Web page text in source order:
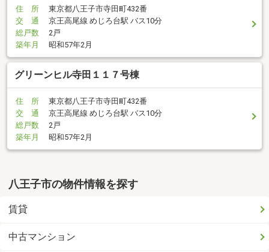
住 所
東京都八王子市寺田町432番
交 通
京王高尾線 めじろ台駅 バス10分
総戸数
2戸
築年月
昭和57年2月
グリーンヒル寺田１１７号棟
住 所
東京都八王子市寺田町432番
交 通
京王高尾線 めじろ台駅 バス10分
総戸数
2戸
築年月
昭和57年2月
八王子市の物件情報を探す
賃貸
中古マンション